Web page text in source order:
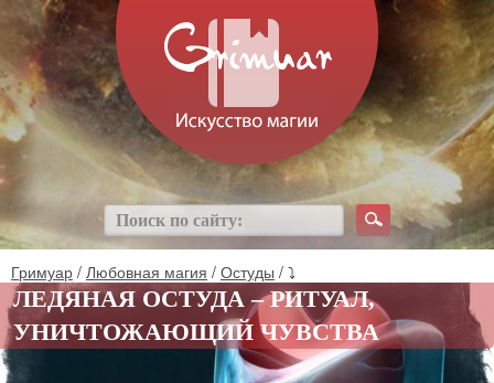
Гримуар / Любовная магия / Остуды / ⤵
ЛЕДЯНАЯ ОСТУДА – РИТУАЛ,
УНИЧТОЖАЮЩИЙ ЧУВСТВА